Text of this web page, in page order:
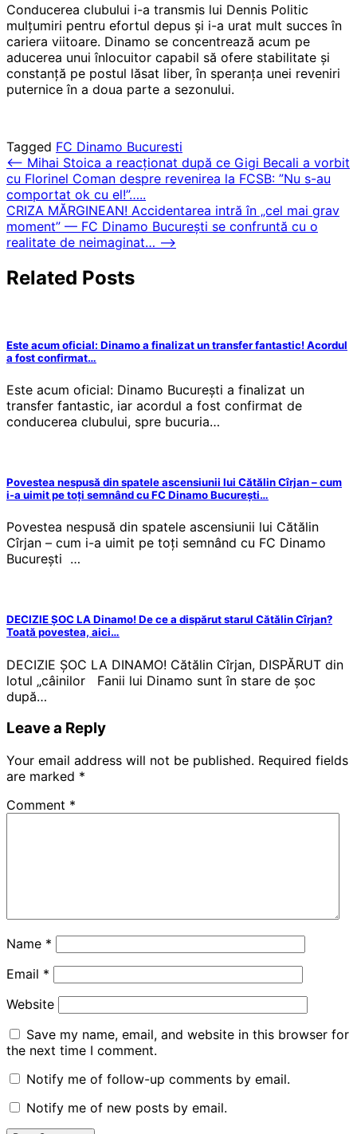
Conducerea clubului i-a transmis lui Dennis Politic
mulțumiri pentru efortul depus și i-a urat mult succes în
cariera viitoare. Dinamo se concentrează acum pe
aducerea unui înlocuitor capabil să ofere stabilitate și
constanță pe postul lăsat liber, în speranța unei reveniri
puternice în a doua parte a sezonului.
Tagged FC Dinamo Bucuresti
Post
navigation
⟵ Mihai Stoica a reacționat după ce Gigi Becali a vorbit
cu Florinel Coman despre revenirea la FCSB: ”Nu s-au
comportat ok cu el!”…..
CRIZA MĂRGINEAN! Accidentarea intră în „cel mai grav
moment” — FC Dinamo București se confruntă cu o
realitate de neimaginat… ⟶
Related Posts
Este acum oficial: Dinamo a finalizat un transfer fantastic! Acordul
a fost confirmat…
Este acum oficial: Dinamo București a finalizat un
transfer fantastic, iar acordul a fost confirmat de
conducerea clubului, spre bucuria…
Povestea nespusă din spatele ascensiunii lui Cătălin Cîrjan – cum
i-a uimit pe toți semnând cu FC Dinamo București…
Povestea nespusă din spatele ascensiunii lui Cătălin
Cîrjan – cum i-a uimit pe toți semnând cu FC Dinamo
București …
DECIZIE ȘOC LA Dinamo! De ce a dispărut starul Cătălin Cîrjan?
Toată povestea, aici…
DECIZIE ȘOC LA DINAMO! Cătălin Cîrjan, DISPĂRUT din
lotul „câinilor Fanii lui Dinamo sunt în stare de șoc
după…
Leave a Reply
Your email address will not be published. Required fields
are marked *
Comment *
Name *
Email *
Website
Save my name, email, and website in this browser for
the next time I comment.
Notify me of follow-up comments by email.
Notify me of new posts by email.